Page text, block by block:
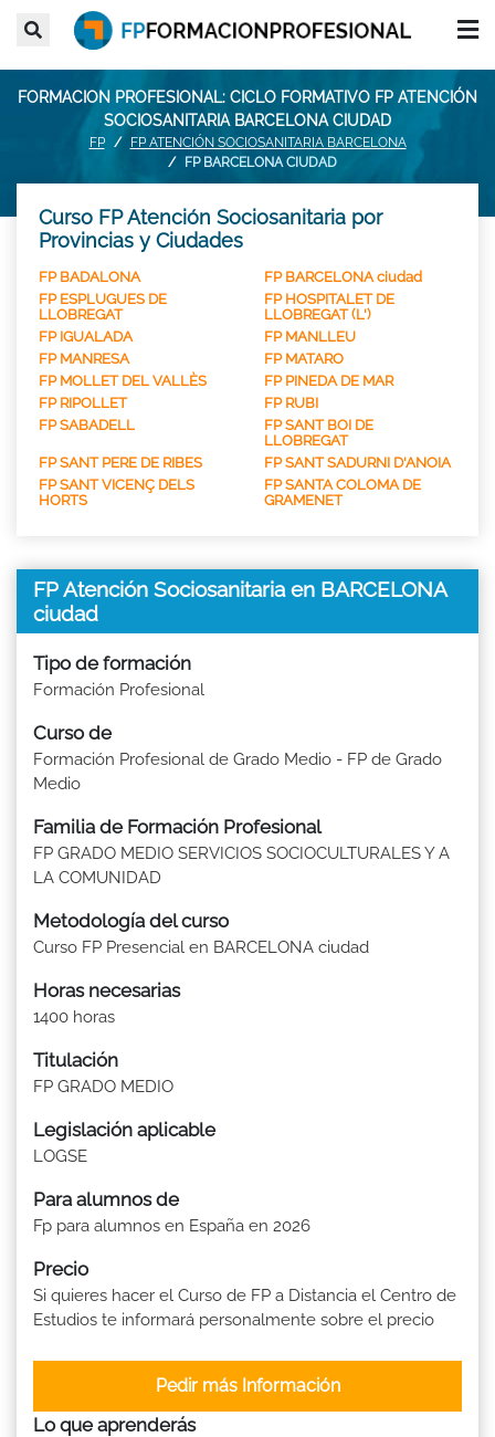
FORMACION PROFESIONAL: CICLO FORMATIVO FP ATENCIÓN
SOCIOSANITARIA BARCELONA CIUDAD
FP
FP ATENCIÓN SOCIOSANITARIA BARCELONA
FP BARCELONA CIUDAD
Curso FP Atención Sociosanitaria por
Provincias y Ciudades
FP BADALONA
FP BARCELONA ciudad
FP ESPLUGUES DE
LLOBREGAT
FP HOSPITALET DE
LLOBREGAT (L')
FP IGUALADA
FP MANLLEU
FP MANRESA
FP MATARO
FP MOLLET DEL VALLÈS
FP PINEDA DE MAR
FP RIPOLLET
FP RUBI
FP SABADELL
FP SANT BOI DE
LLOBREGAT
FP SANT PERE DE RIBES
FP SANT SADURNI D'ANOIA
FP SANT VICENÇ DELS
HORTS
FP SANTA COLOMA DE
GRAMENET
FP Atención Sociosanitaria en BARCELONA
ciudad
Tipo de formación
Formación Profesional
Curso de
Formación Profesional de Grado Medio - FP de Grado
Medio
Familia de Formación Profesional
FP GRADO MEDIO SERVICIOS SOCIOCULTURALES Y A
LA COMUNIDAD
Metodología del curso
Curso FP Presencial en BARCELONA ciudad
Horas necesarias
1400 horas
Titulación
FP GRADO MEDIO
Legislación aplicable
LOGSE
Para alumnos de
Fp para alumnos en España en 2026
Precio
Si quieres hacer el Curso de FP a Distancia el Centro de
Estudios te informará personalmente sobre el precio
Pedir más Información
Lo que aprenderás